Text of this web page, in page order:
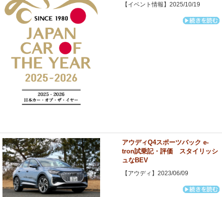
【イベント情報】2025/10/19
アウディQ4スポーツバック e-
tron試乗記・評価 スタイリッシ
ュなBEV
【アウディ】2023/06/09